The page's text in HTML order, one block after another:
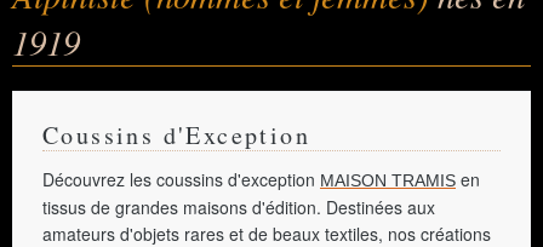
1919
Coussins d'Exception
Découvrez les coussins d'exception MAISON TRAMIS en
tissus de grandes maisons d'édition. Destinées aux
amateurs d'objets rares et de beaux textiles, nos créations